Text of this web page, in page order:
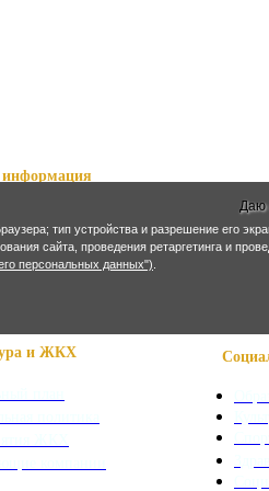
о Нартах
РСО-Алания
и ЖКХ
Даю
тип устройства и разрешение его
сайта, проведения ретаргетинга и
персональных данных")